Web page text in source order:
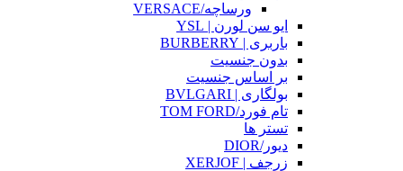
ورساچه/VERSACE
ایو سن لورن | YSL
باربری | BURBERRY
بدون جنسیت
بر اساس جنسیت
بولگاری | BVLGARI
تام فورد/TOM FORD
تستر ها
دیور/DIOR
زرجف | XERJOF